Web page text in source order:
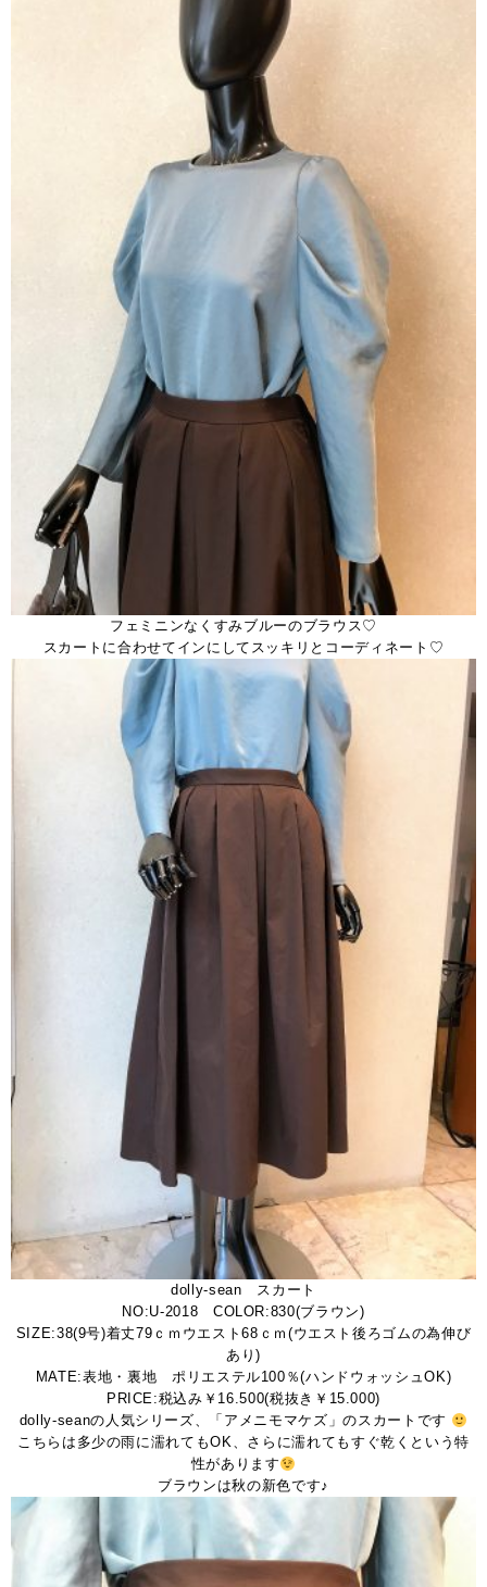
フェミニンなくすみブルーのブラウス♡
スカートに合わせてインにしてスッキリとコーディネート♡
dolly-sean スカート
NO:U-2018 COLOR:830(ブラウン)
SIZE:38(9号)着丈79ｃｍウエスト68ｃｍ(ウエスト後ろゴムの為伸び
あり)
MATE:表地・裏地 ポリエステル100％(ハンドウォッシュOK)
PRICE:税込み￥16.500(税抜き￥15.000)
dolly-seanの人気シリーズ、「アメニモマケズ」のスカートです
こちらは多少の雨に濡れてもOK、さらに濡れてもすぐ乾くという特
性があります
ブラウンは秋の新色です♪